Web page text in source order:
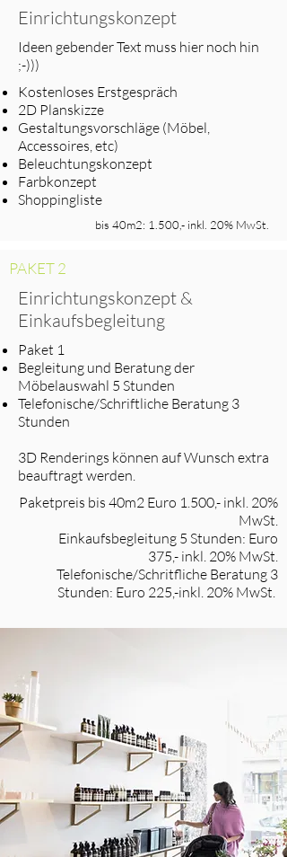
Einrichtungskonzept
Ideen gebender Text muss hier noch hin
;-)))
Kostenloses Erstgespräch
2D Planskizze
Gestaltungsvorschläge (Möbel,
Accessoires, etc)
Beleuchtungskonzept
Farbkonzept
Shoppingliste
bis 40m2: 1.500,- inkl. 20% MwSt.
Einrichtungskonzept &
Einkaufsbegleitung
Paket 1
Begleitung und Beratung der
Möbelauswahl 5 Stunden
Telefonische/Schriftliche Beratung 3
Stunden
3D Renderings können auf Wunsch extra
beauftragt werden.
PAKET 2
Paketpreis bis 40m2 Euro 1.500,- inkl. 20%
MwSt.
Einkaufsbegleitung 5 Stunden: Euro
375,- inkl. 20% MwSt.
Telefonische/Schritfliche Beratung 3
Stunden: Euro 225,-inkl. 20% MwSt.